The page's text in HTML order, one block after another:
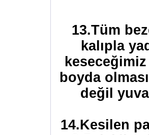
13.Tüm
kalıpla
boyda
değil
14.Kesilen